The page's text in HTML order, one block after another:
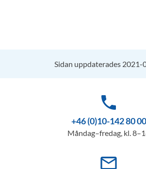
Sidan uppdaterades 2021-
phone
+46 (0)10-142 80 00
Måndag–fredag, kl.
mail_outline